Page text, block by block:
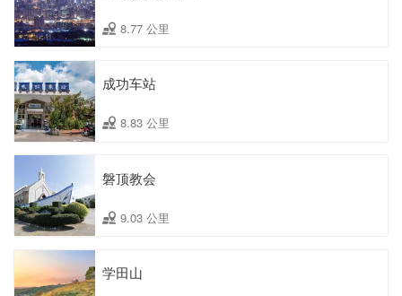
8.77 公里
成功车站
8.83 公里
磐顶教会
9.03 公里
学田山